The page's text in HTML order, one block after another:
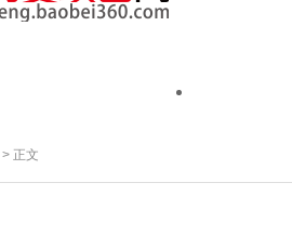
> 正文